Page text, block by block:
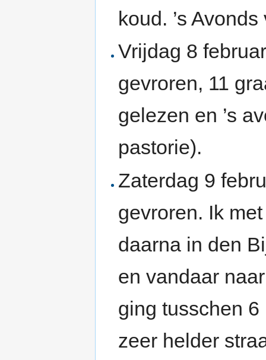
koud. ’s
Vrijdag 8
gevroren, 11
gelezen en ’s
pastorie).
Zaterdag 9
gevroren. Ik
daarna in den
en vandaar
ging tusschen
zeer helder